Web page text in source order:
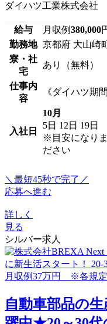
ダイハツ工業株式会社
給与 月収例380,000
勤務地 京都府 大山崎
寮・社
宅
あり（無料）
仕事内
容
《ダイハツ期
入社日
10月
5日 12日 19日
※目安になり
ださい
＼最短45秒で完了／
応募へ進む
詳しく
見る
シルバー求人
自動車部品の